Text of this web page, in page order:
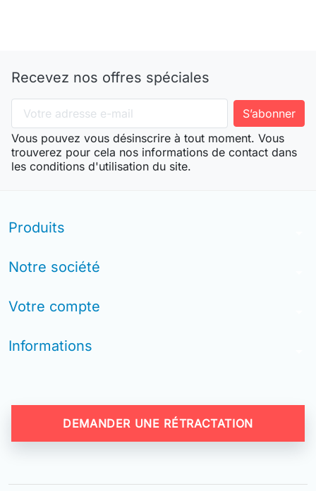
Recevez nos offres spéciales
Vous pouvez vous désinscrire à tout moment. Vous
trouverez pour cela nos informations de contact dans
les conditions d'utilisation du site.
Produits
Notre société
Votre compte
Informations
DEMANDER UNE RÉTRACTATION